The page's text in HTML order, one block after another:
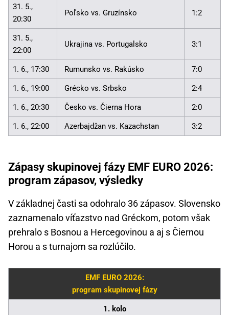
31. 5.,
20:30
Poľsko vs. Gruzínsko 1:2
31. 5.,
22:00
Ukrajina vs. Portugalsko 3:1
1. 6., 17:30 Rumunsko vs. Rakúsko 7:0
1. 6., 19:00 Grécko vs. Srbsko 2:4
1. 6., 20:30 Česko vs. Čierna Hora 2:0
1. 6., 22:00 Azerbajdžan vs. Kazachstan 3:2
Zápasy skupinovej fázy EMF EURO 2026:
program zápasov, výsledky
V základnej časti sa odohralo 36 zápasov. Slovensko
zaznamenalo víťazstvo nad Gréckom, potom však
prehralo s Bosnou a Hercegovinou a aj s Čiernou
Horou a s turnajom sa rozlúčilo.
EMF EURO 2026:
program skupinovej fázy
1. kolo